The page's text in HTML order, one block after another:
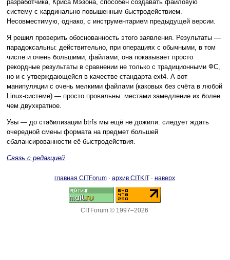
разработчика, Криса Мэзона, способен создавать файловую
систему с кардинально повышенным быстродействием.
Несовместимую, однако, с инструментарием предыдущей версии.
Я решил проверить обоснованность этого заявления. Результаты —
парадоксальны: действительно, при операциях с обычными, в том
числе и очень большими, файлами, она показывает просто
рекордные результаты в сравнении не только с традиционными ФС,
но и с утверждающейся в качестве стандарта ext4. А вот
манипуляции с очень мелкими файлами (каковых без счёта в любой
Linux-системе) — просто провальны: местами замедление их более
чем двухкратное.
Увы — до стабилизации btrfs мы ещё не дожили: следует ждать
очередной смены формата на предмет большей
сбалансированности её быстродействия.
Связь с редакцией
главная CITForum· архив CITKIT· наверх
CITForum © 1997–2026